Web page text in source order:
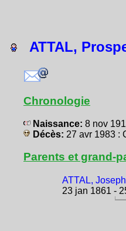
ATTAL,
Chronologie
Naissance: 8 nov
Décès: 27 avr 1983 :
Parents et grand-
ATTAL,
23 jan 1861 -